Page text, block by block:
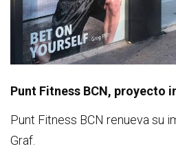
Punt Fitness BCN, proyecto
Punt Fitness BCN renueva su
Graf.